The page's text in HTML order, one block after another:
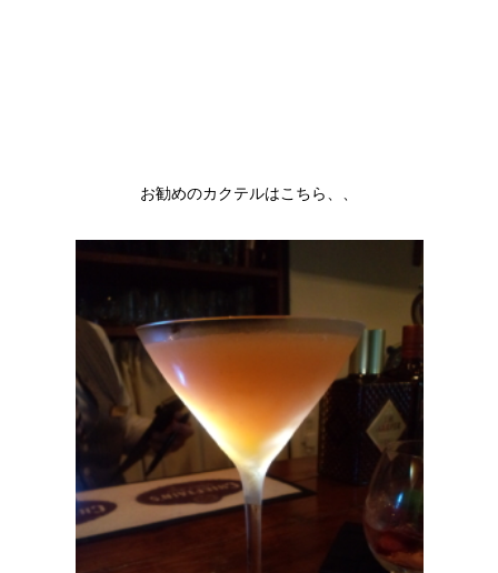
お勧めのカクテルはこちら、、